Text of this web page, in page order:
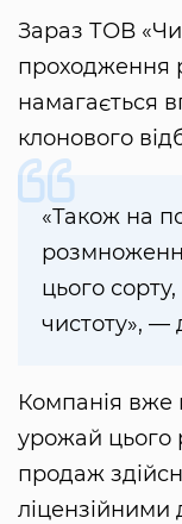
Зараз ТОВ
проходження
намагається
клонового
«Також на
цього
чистоту»,
Компанія вже
урожай цього
продаж